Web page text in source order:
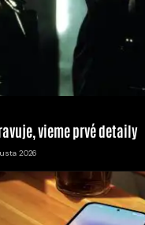
vieme prvé detaily
2026